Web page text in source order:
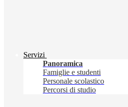
Servizi
Panoramica
Famiglie e studenti
Personale scolastico
Percorsi di studio